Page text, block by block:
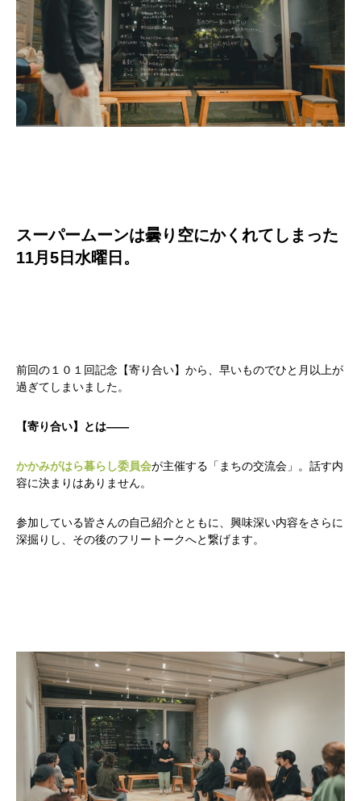
スーパームーンは曇り 空にかくれてしまった
11月5日水曜日。
前回の１０１回記念【寄り合い】から、早いものでひと月以上が
過ぎてしまいました。
【寄り合い】とは——
かかみがはら暮らし委員会が主催する「まちの交流会」。話す内
容に決まりはありません。
参加している皆さんの自己紹介とともに、興味深い内容をさらに
深掘りし、その後のフリートークへと繋げます。